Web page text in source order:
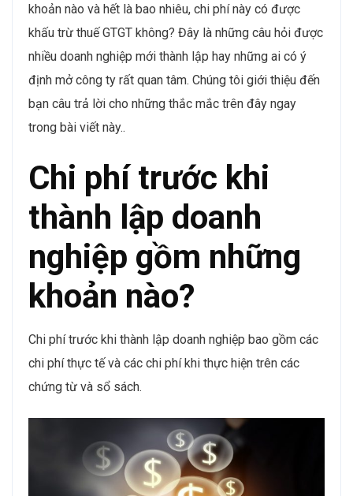
khoản nào và hết là bao nhiêu, chi phí này có được
khấu trừ thuế GTGT không? Đây là những câu hỏi được
nhiều doanh nghiệp mới thành lập hay những ai có ý
định mở công ty rất quan tâm. Chúng tôi giới thiệu đến
bạn câu trả lời cho những thắc mắc trên đây ngay
trong bài viết này..
Chi phí trước khi
thành lập doanh
nghiệp gồm những
khoản nào?
Chi phí trước khi thành lập doanh nghiệp bao gồm các
chi phí thực tế và các chi phí khi thực hiện trên các
chứng từ và sổ sách.